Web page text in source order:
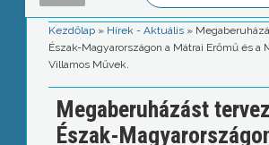
Kezdőlap » Hírek - Aktuális »
Észak-Magyarországon a Mátrai Erőmű és a
Villamos Művek.
Megaberuházást tervez
Észak-